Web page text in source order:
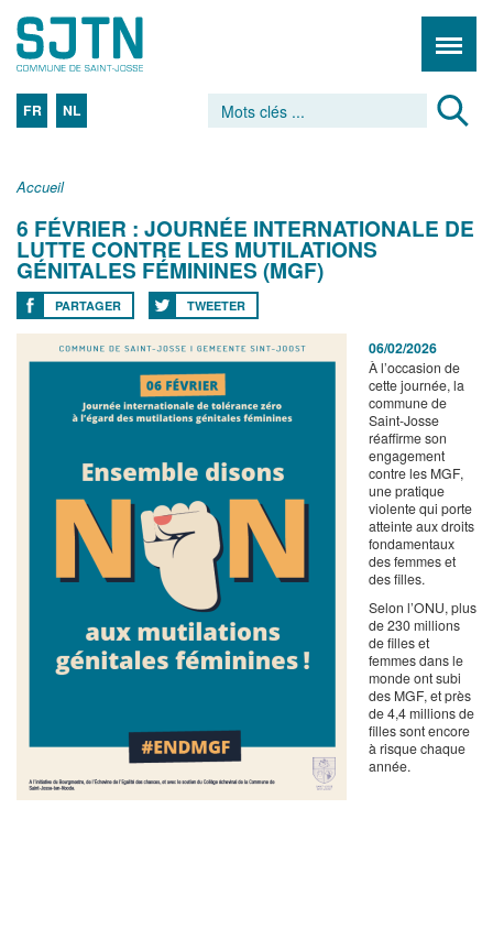
FR NL
Accueil
6 FÉVRIER : JOURNÉE INTERNATIONALE DE
LUTTE CONTRE LES MUTILATIONS
GÉNITALES FÉMININES (MGF)
PARTAGER TWEETER
06/02/2026
À l’occasion de
cette journée, la
commune de
Saint‑Josse
réaffirme son
engagement
contre les MGF,
une pratique
violente qui porte
atteinte aux droits
fondamentaux
des femmes et
des filles.
Selon l’ONU, plus
de 230 millions
de filles et
femmes dans le
monde ont subi
des MGF, et près
de 4,4 millions de
filles sont encore
à risque chaque
année.